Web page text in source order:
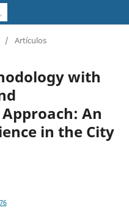
/ Artículos
with
An
in the City